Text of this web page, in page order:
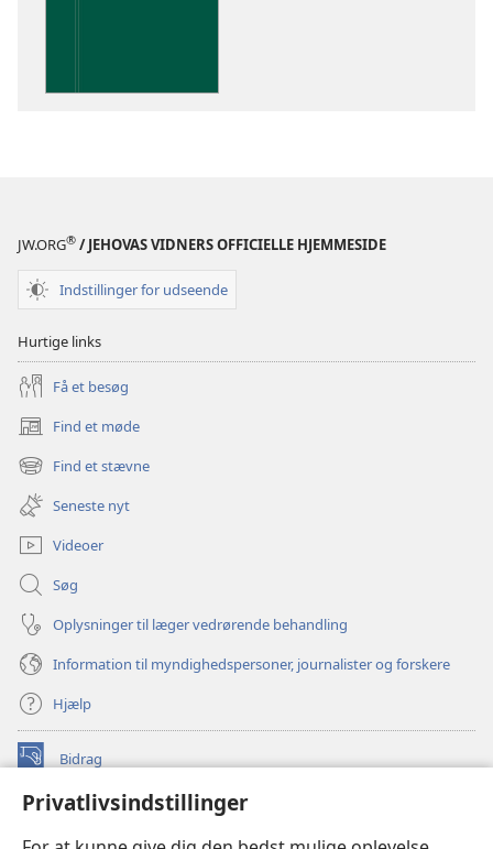
Privatlivsindstillinger
JW.ORG® / JEHOVAS VIDNERS OFFICIELLE HJEMMESIDE
Indstillinger for udseende
Hurtige links
Få et besøg
Find et møde
(åbner
nyt
vindue)
Find et stævne
(åbner
nyt
vindue)
Seneste nyt
Videoer
Søg
Oplysninger til læger vedrørende behandling
Information til myndighedspersoner, journalister og forskere
Hjælp
Bidrag
(åbner
vindue)Watchtower ONLINE LIBRARY™